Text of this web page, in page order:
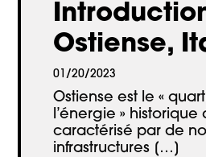
Ostiense,
01/20/2023
Ostiense est le «
l’énergie » historique
caractérisé par de
infrastructures […]